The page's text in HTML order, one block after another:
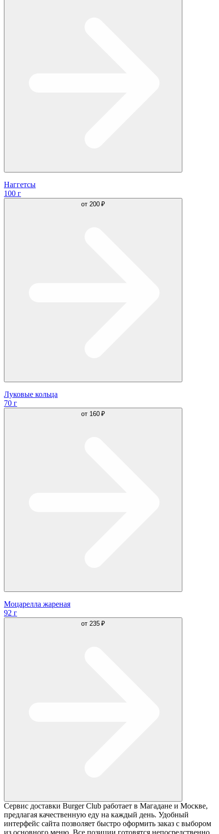
Наггетсы
100 г
от 200 ₽
Луковые кольца
70 г
от 160 ₽
Моцарелла жареная
92 г
от 235 ₽
Сервис доставки Burger Club работает в Магадане и Москве,
предлагая качественную еду на каждый день. Удобный
интерфейс сайта позволяет быстро оформить заказ с выбором
из основного меню. Все позиции готовятся непосредственно